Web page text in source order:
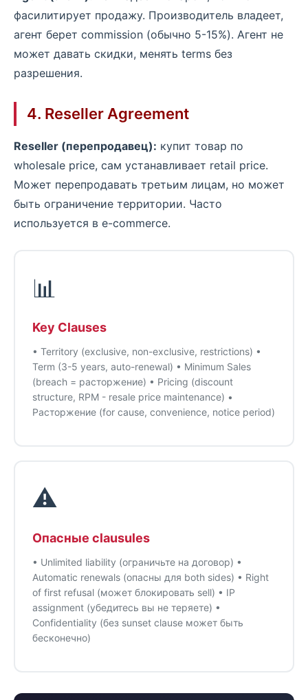
фасилитирует продажу. Производитель владеет,
агент берет commission (обычно 5-15%). Агент не
может давать скидки, менять terms без
разрешения.
4. Reseller Agreement
Reseller (перепродавец): купит товар по
wholesale price, сам устанавливает retail price.
Может перепродавать третьим лицам, но может
быть ограничение территории. Часто
используется в e-commerce.
📊
Key Clauses
• Territory (exclusive, non-exclusive, restrictions) •
Term (3-5 years, auto-renewal) • Minimum Sales
(breach = расторжение) • Pricing (discount
structure, RPM - resale price maintenance) •
Расторжение (for cause, convenience, notice period)
⚠️
Опасные clausules
• Unlimited liability (ограничьте на договор) •
Automatic renewals (опасны для both sides) • Right
of first refusal (может блокировать sell) • IP
assignment (убедитесь вы не теряете) •
Confidentiality (без sunset clause может быть
бесконечно)